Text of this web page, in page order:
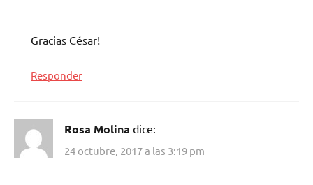
Gracias César!
Responder
Rosa Molina dice:
24 octubre, 2017 a las 3:19 pm